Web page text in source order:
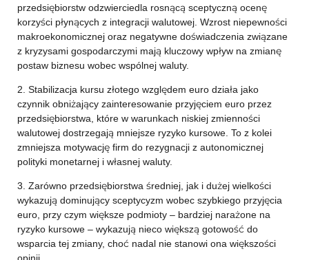
przedsiębiorstw odzwierciedla rosnącą sceptyczną ocenę
korzyści płynących z integracji walutowej. Wzrost niepewności
makroekonomicznej oraz negatywne doświadczenia związane
z kryzysami gospodarczymi mają kluczowy wpływ na zmianę
postaw biznesu wobec wspólnej waluty.
2. Stabilizacja kursu złotego względem euro działa jako
czynnik obniżający zainteresowanie przyjęciem euro przez
przedsiębiorstwa, które w warunkach niskiej zmienności
walutowej dostrzegają mniejsze ryzyko kursowe. To z kolei
zmniejsza motywację firm do rezygnacji z autonomicznej
polityki monetarnej i własnej waluty.
3. Zarówno przedsiębiorstwa średniej, jak i dużej wielkości
wykazują dominujący sceptycyzm wobec szybkiego przyjęcia
euro, przy czym większe podmioty – bardziej narażone na
ryzyko kursowe – wykazują nieco większą gotowość do
wsparcia tej zmiany, choć nadal nie stanowi ona większości